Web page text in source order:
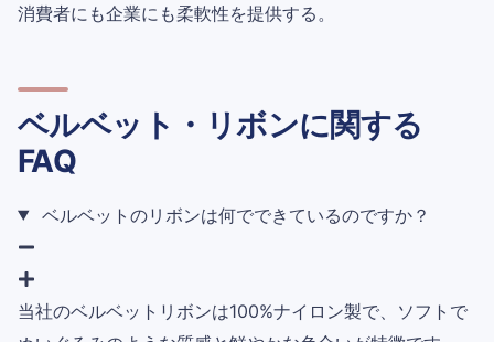
消費者にも企業にも柔軟性を提供する。
ベルベット・リボンに関する
FAQ
ベルベットのリボンは何でできているのですか？
当社のベルベットリボンは100%ナイロン製で、ソフトで